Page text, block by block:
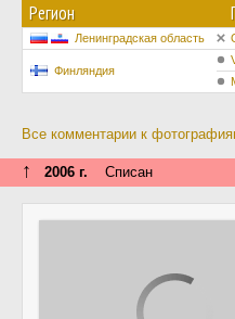
Регион
Ленинградская область
Финляндия
Все комментарии к
↑ 2006 г. Списан